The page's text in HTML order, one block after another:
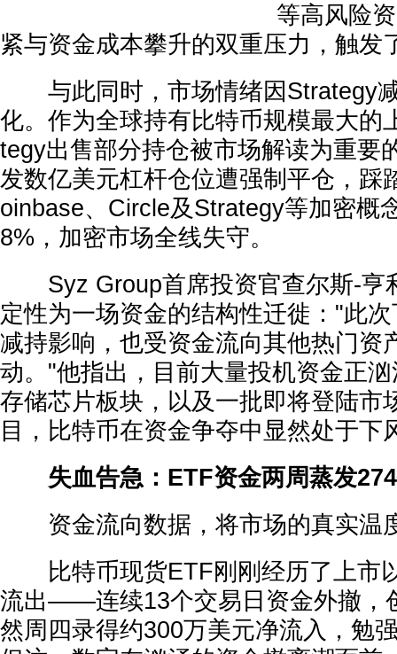
等高风险
紧与资金成本攀升的双重压力，触发
与此同时，市场情绪因Strategy
化。作为全球持有比特币规模最大的
tegy出售部分持仓被市场解读为重要
发数亿美元杠杆仓位遭强制平仓，踩
oinbase、Circle及Strategy等加密概
8%，加密市场全线失守。
Syz Group首席投资官查尔斯-亨
定性为一场资金的结构性迁徙："此
减持影响，也受资金流向其他热门资
动。"他指出，目前大量投机资金正
存储芯片板块，以及一批即将登陆市
目，比特币在资金争夺中显然处于下
失血告急：ETF资金两周蒸发
资金流向数据，将市场的真实温
比特币现货ETF刚刚经历了上市
流出——连续13个交易日资金外撤，
然周四录得约300万美元净流入，勉